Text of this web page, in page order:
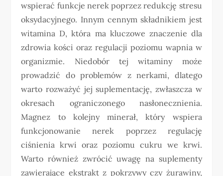
wspierać funkcje nerek poprzez redukcję stresu
oksydacyjnego. Innym cennym składnikiem jest
witamina D, która ma kluczowe znaczenie dla
zdrowia kości oraz regulacji poziomu wapnia w
organizmie. Niedobór tej witaminy może
prowadzić do problemów z nerkami, dlatego
warto rozważyć jej suplementację, zwłaszcza w
okresach ograniczonego nasłonecznienia.
Magnez to kolejny minerał, który wspiera
funkcjonowanie nerek poprzez regulację
ciśnienia krwi oraz poziomu cukru we krwi.
Warto również zwrócić uwagę na suplementy
zawierające ekstrakt z pokrzywy czy żurawiny,